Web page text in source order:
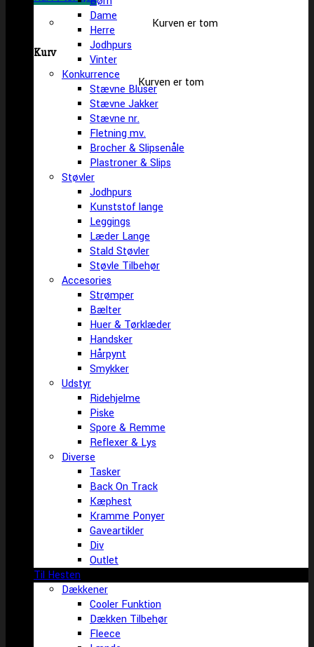
Kurven er tom
Kurv
Kurven er tom
Dame
Herre
Jodhpurs
Vinter
Konkurrence
Stævne Bluser
Stævne Jakker
Stævne nr.
Fletning mv.
Brocher & Slipsenåle
Plastroner & Slips
Støvler
Jodhpurs
Kunststof lange
Leggings
Læder Lange
Stald Støvler
Støvle Tilbehør
Accesories
Strømper
Bælter
Huer & Tørklæder
Handsker
Hårpynt
Smykker
Udstyr
Ridehjelme
Piske
Spore & Remme
Reflexer & Lys
Diverse
Tasker
Back On Track
Kæphest
Kramme Ponyer
Gaveartikler
Div
Outlet
Til Hesten
Dækkener
Cooler Funktion
Dækken Tilbehør
Fleece